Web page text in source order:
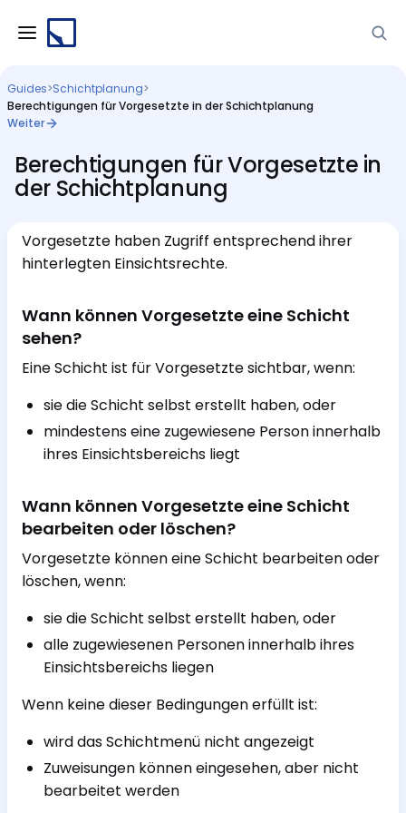
Guides>Schichtplanung>
Berechtigungen für Vorgesetzte in der Schichtplanung
Weiter
Berechtigungen für Vorgesetzte in
der Schichtplanung
Vorgesetzte haben Zugriff entsprechend ihrer
hinterlegten Einsichtsrechte.
Wann können Vorgesetzte eine Schicht
sehen?
Eine Schicht ist für Vorgesetzte sichtbar, wenn:
sie die Schicht selbst erstellt haben, oder
mindestens eine zugewiesene Person innerhalb
ihres Einsichtsbereichs liegt
Wann können Vorgesetzte eine Schicht
bearbeiten oder löschen?
Vorgesetzte können eine Schicht bearbeiten oder
löschen, wenn:
sie die Schicht selbst erstellt haben, oder
alle zugewiesenen Personen innerhalb ihres
Einsichtsbereichs liegen
Wenn keine dieser Bedingungen erfüllt ist:
wird das Schichtmenü nicht angezeigt
Zuweisungen können eingesehen, aber nicht
bearbeitet werden